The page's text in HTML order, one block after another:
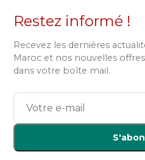
Restez informé !
Recevez les dernières
Maroc et nos nouvelles
dans votre boîte mail.